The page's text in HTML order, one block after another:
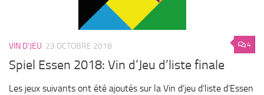
4
VIN D'JEU 23 OCTOBRE 2018
Spiel Essen 2018: Vin d’Jeu d’liste finale
Les jeux suivants ont été ajoutés sur la Vin d’jeu d’liste d’Essen